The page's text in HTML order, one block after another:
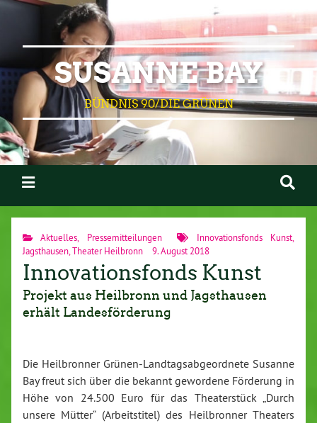
SUSANNE BAY
BÜNDNIS 90/DIE GRÜNEN
Aktuelles Pressemitteilungen Innovationsfonds Kunst
Jagsthausen Theater Heilbronn 9. August 2018
Innovationsfonds Kunst
Projekt aus Heilbronn und Jagsthausen
erhält Landesförderung
Die Heilbronner Grünen-Landtagsabgeordnete Susanne
Bay freut sich über die bekannt gewordene Förderung in
Höhe von 24.500 Euro für das Theaterstück „Durch
unsere Mütter“ (Arbeitstitel) des Heilbronner Theaters